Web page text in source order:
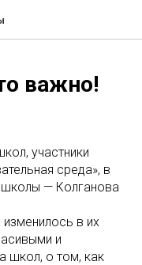
важно!
участники
среда», в
школы — Колганова
в их
и
школ, о том, как